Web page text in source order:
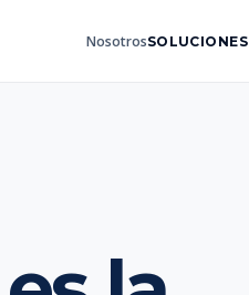
NosotrosSOLUCIONES